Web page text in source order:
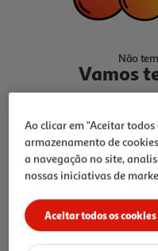
Não
Vamos
Ir para
Ao clicar em "Aceitar todos
armazenamento de
a navegação no site,
nossas iniciativas de
Aceitar todos os cookies